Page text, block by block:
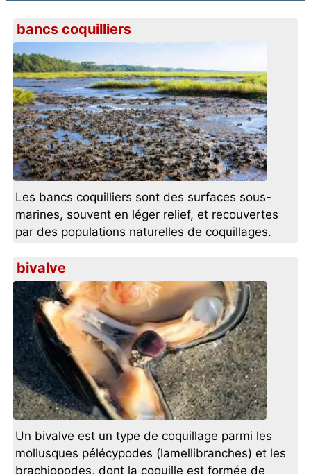
bancs coquilliers
Les bancs coquilliers sont des surfaces sous-
marines, souvent en léger relief, et recouvertes
par des populations naturelles de coquillages.
bivalve
Un bivalve est un type de coquillage parmi les
mollusques pélécypodes (lamellibranches) et les
brachiopodes, dont la coquille est formée de